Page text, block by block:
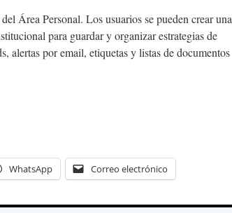
Área Personal. Los usuarios se pueden crear una
para guardar y organizar estrategias de
alertas por email, etiquetas y listas de documentos
WhatsApp Correo electrónico